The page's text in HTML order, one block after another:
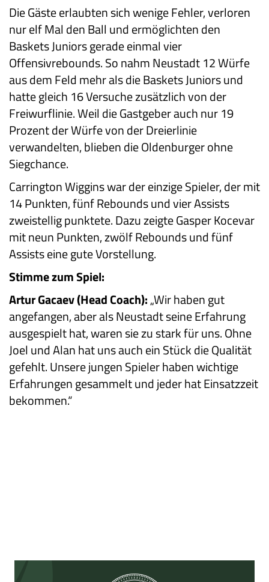
Die Gäste erlaubten sich wenige Fehler, verloren
nur elf Mal den Ball und ermöglichten den
Baskets Juniors gerade einmal vier
Offensivrebounds. So nahm Neustadt 12 Würfe
aus dem Feld mehr als die Baskets Juniors und
hatte gleich 16 Versuche zusätzlich von der
Freiwurflinie. Weil die Gastgeber auch nur 19
Prozent der Würfe von der Dreierlinie
verwandelten, blieben die Oldenburger ohne
Siegchance.
Carrington Wiggins war der einzige Spieler, der mit
14 Punkten, fünf Rebounds und vier Assists
zweistellig punktete. Dazu zeigte Gasper Kocevar
mit neun Punkten, zwölf Rebounds und fünf
Assists eine gute Vorstellung.
Stimme zum Spiel:
Artur Gacaev (Head Coach):„Wir haben gut
angefangen, aber als Neustadt seine Erfahrung
ausgespielt hat, waren sie zu stark für uns. Ohne
Joel und Alan hat uns auch ein Stück die Qualität
gefehlt. Unsere jungen Spieler haben wichtige
Erfahrungen gesammelt und jeder hat Einsatzzeit
bekommen.“